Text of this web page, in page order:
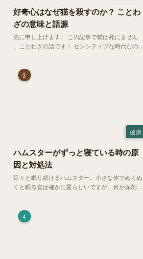
好奇心はなぜ猫を殺すのか？ ことわ
ざの意味と語源
先に申し上げます。 この記事で猫は死にません
。ことわざの話です！ センシティブな時代なので
ざを聞いたことはありますか？
3
健康
ハムスターがずっと寝ている時の原
因と対処法
延々と眠り続けるハムスター。小さな体でぬくぬ
くと眠る姿は確かに愛らしいですが、何か深刻な
常範囲やぐったりしている場合の見分け方、安心
できる環境づくり についてご紹介します。
4